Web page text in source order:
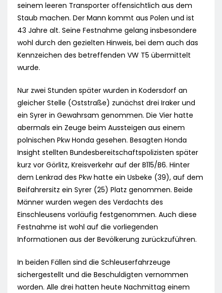
seinem leeren Transporter offensichtlich aus dem
Staub machen. Der Mann kommt aus Polen und ist
43 Jahre alt. Seine Festnahme gelang insbesondere
wohl durch den gezielten Hinweis, bei dem auch das
Kennzeichen des betreffenden VW T5 übermittelt
wurde.
Nur zwei Stunden später wurden in Kodersdorf an
gleicher Stelle (Oststraße) zunächst drei Iraker und
ein Syrer in Gewahrsam genommen. Die Vier hatte
abermals ein Zeuge beim Aussteigen aus einem
polnischen Pkw Honda gesehen. Besagten Honda
Insight stellten Bundesbereitschaftspolizisten später
kurz vor Görlitz, Kreisverkehr auf der B115/B6. Hinter
dem Lenkrad des Pkw hatte ein Usbeke (39), auf dem
Beifahrersitz ein Syrer (25) Platz genommen. Beide
Männer wurden wegen des Verdachts des
Einschleusens vorläufig festgenommen. Auch diese
Festnahme ist wohl auf die vorliegenden
Informationen aus der Bevölkerung zurückzuführen.
In beiden Fällen sind die Schleuserfahrzeuge
sichergestellt und die Beschuldigten vernommen
worden. Alle drei hatten heute Nachmittag einem